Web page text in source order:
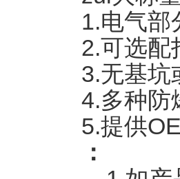
1.电气部
2.可选配
3.无基坑
4.多种防
5.提供
：